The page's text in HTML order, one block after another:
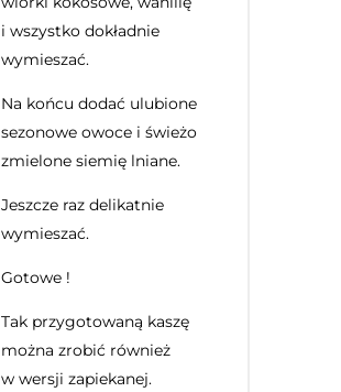
i wszystko dokładnie
wymieszać.
Na końcu dodać ulubione
sezonowe owoce i świeżo
zmielone siemię lniane.
Jeszcze raz delikatnie
wymieszać.
Gotowe !
Tak przygotowaną kaszę
można zrobić również
w wersji zapiekanej.